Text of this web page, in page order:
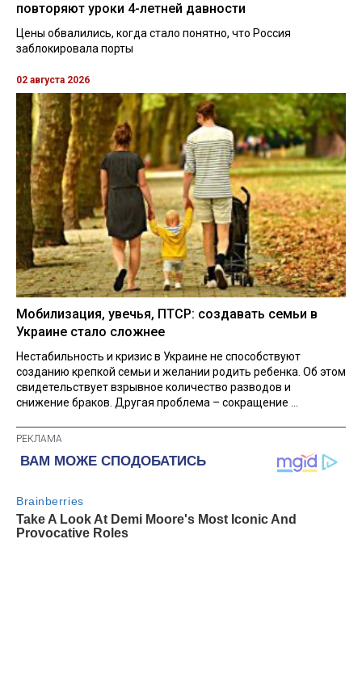
повторяют уроки 4-летней давности
Цены обвалились, когда стало понятно, что Россия
заблокировала порты
02 августа 2026
Мобилизация, увечья, ПТСР: создавать семьи в
Украине стало сложнее
Нестабильность и кризис в Украине не способствуют
созданию крепкой семьи и желании родить ребенка. Об этом
свидетельствует взрывное количество разводов и
снижение браков. Другая проблема – сокращение ...